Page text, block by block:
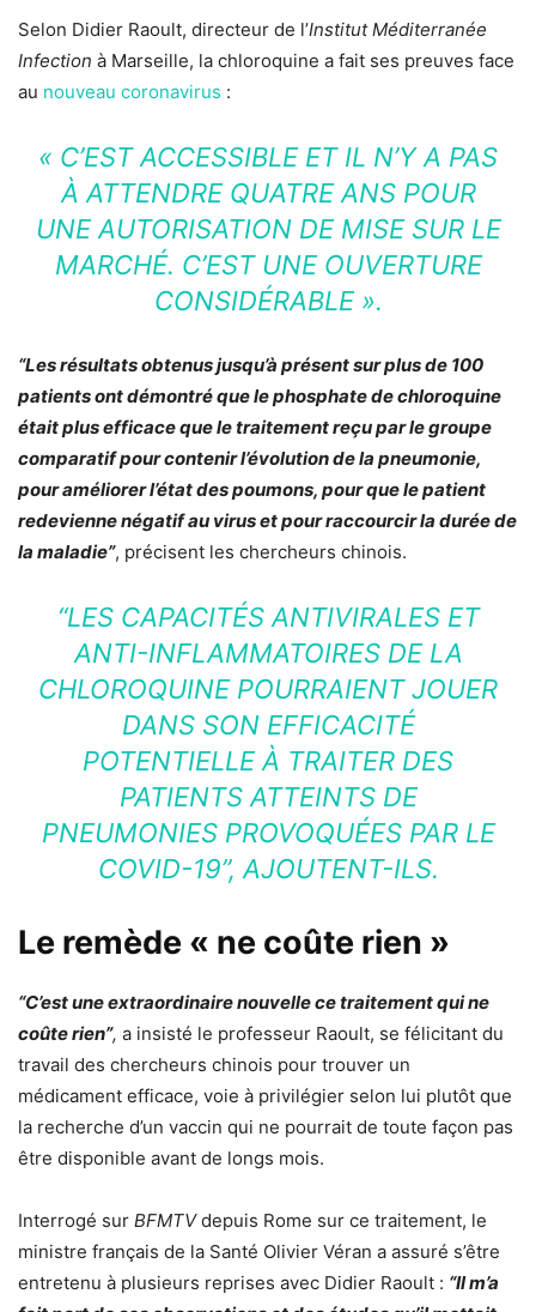
Selon Didier Raoult, directeur de l’Institut Méditerranée
Infection à Marseille, la chloroquine a fait ses preuves face
au nouveau coronavirus :
« C’EST ACCESSIBLE ET IL N’Y A PAS
À ATTENDRE QUATRE ANS POUR
UNE AUTORISATION DE MISE SUR LE
MARCHÉ. C’EST UNE OUVERTURE
CONSIDÉRABLE ».
“Les résultats obtenus jusqu’à présent sur plus de 100
patients ont démontré que le phosphate de chloroquine
était plus efficace que le traitement reçu par le groupe
comparatif pour contenir l’évolution de la pneumonie,
pour améliorer l’état des poumons, pour que le patient
redevienne négatif au virus et pour raccourcir la durée de
la maladie”, précisent les chercheurs chinois.
“LES CAPACITÉS ANTIVIRALES ET
ANTI-INFLAMMATOIRES DE LA
CHLOROQUINE POURRAIENT JOUER
DANS SON EFFICACITÉ
POTENTIELLE À TRAITER DES
PATIENTS ATTEINTS DE
PNEUMONIES PROVOQUÉES PAR LE
COVID-19”, AJOUTENT-ILS.
Le remède « ne coûte rien »
“C’est une extraordinaire nouvelle ce traitement qui ne
coûte rien”, a insisté le professeur Raoult, se félicitant du
travail des chercheurs chinois pour trouver un
médicament efficace, voie à privilégier selon lui plutôt que
la recherche d’un vaccin qui ne pourrait de toute façon pas
être disponible avant de longs mois.
Interrogé sur BFMTVdepuis Rome sur ce traitement, le
ministre français de la Santé Olivier Véran a assuré s’être
entretenu à plusieurs reprises avec Didier Raoult : “Il m’a